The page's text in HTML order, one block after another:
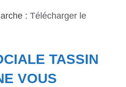
: Télécharger le
TASSIN
VOUS